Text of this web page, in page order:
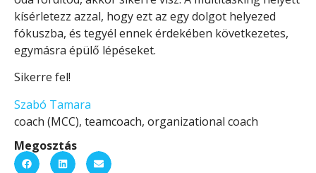
kísérletezz azzal, hogy ezt az egy dolgot helyezed
fókuszba, és tegyél ennek érdekében következetes,
egymásra épülő lépéseket.
Sikerre fel!
Szabó Tamara
coach (MCC), teamcoach, organizational coach
Megosztás